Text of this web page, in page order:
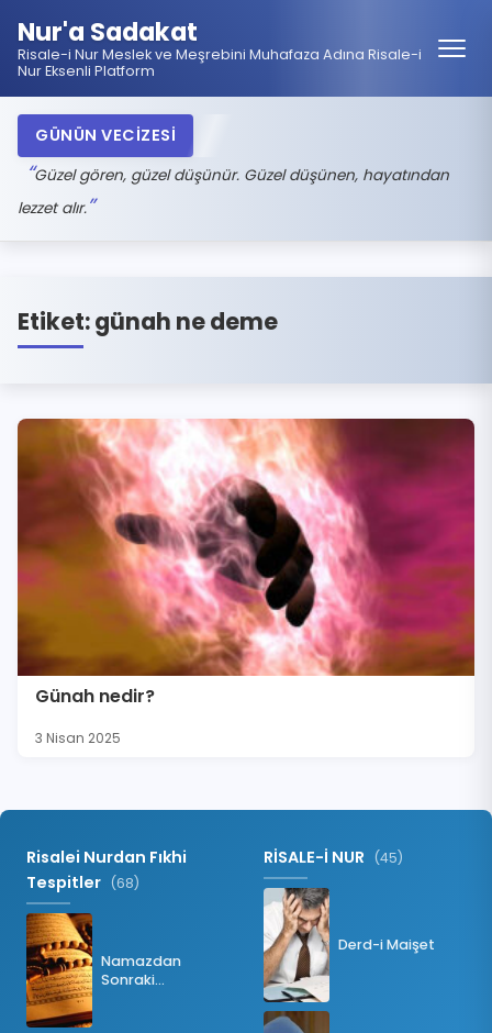
Nur'a Sadakat
Risale-i Nur Meslek ve Meşrebini Muhafaza Adına Risale-i
Nur Eksenli Platform
GÜNÜN VECİZESİ
Güzel gören, güzel düşünür. Güzel düşünen, hayatından
lezzet alır.
Etiket:günah ne deme
Günah nedir?
3 Nisan 2025
Risalei Nurdan Fıkhi
Tespitler (68)
Namazdan
Sonraki
RİSALE-İ NUR (45)
Derd-i Maişet